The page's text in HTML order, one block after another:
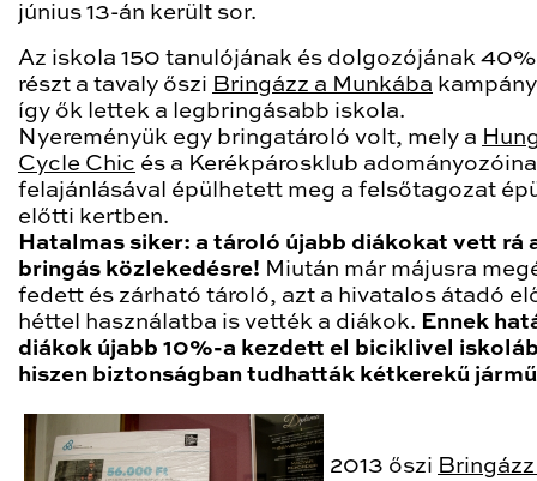
június 13-án került sor.
Az iskola 150 tanulójának és dolgozójának
részt a tavaly őszi Bringázz a Munkába
így ők lettek a legbringásabb iskola.
Nyereményük egy bringatároló volt, mely a
Cycle Chic és a Kerékpárosklub
felajánlásával épülhetett meg a felsőtagozat
előtti kertben.
Hatalmas siker: a tároló újabb diákokat vett rá
bringás közlekedésre! Miután már májusra
fedett és zárható tároló, azt a hivatalos átadó
héttel használatba is vették a diákok. Ennek
diákok újabb 10%-a kezdett el biciklivel
hiszen biztonságban tudhatták kétkerekű
2013 őszi Bringázz